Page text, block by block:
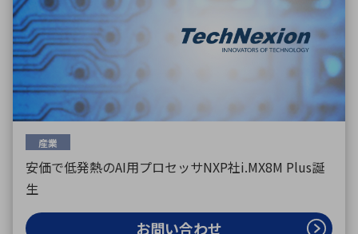
産業
安価で低発熱のAI用プロセッサNXP社i.MX8M Plus誕
生
お問い合わせ